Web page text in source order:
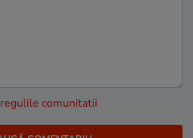
regulile comunitatii